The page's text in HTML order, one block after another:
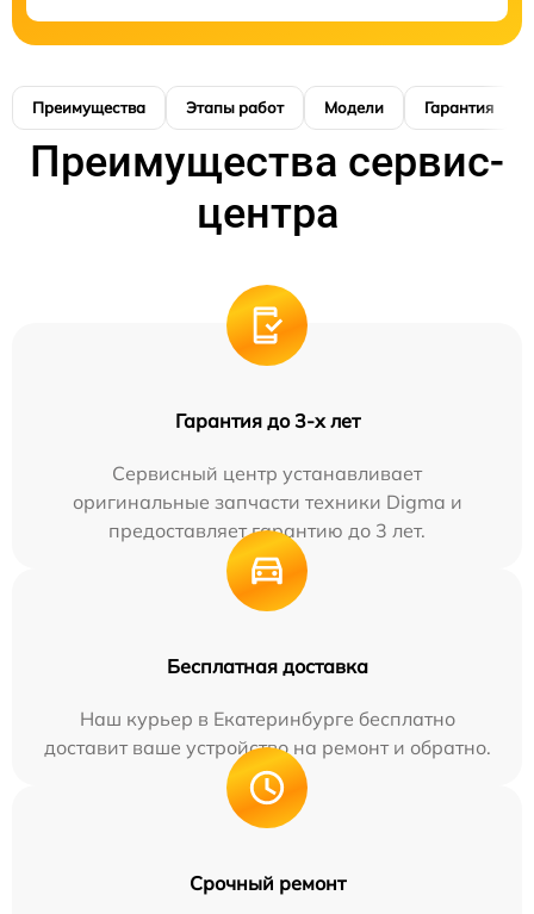
Преимущества Этапы работ Модели Гарантия
Преимущества сервис-
центра
Гарантия до 3-х лет
Сервисный центр устанавливает
оригинальные запчасти техники Digma и
предоставляет гарантию до 3 лет.
Бесплатная доставка
Наш курьер в Екатеринбурге бесплатно
доставит ваше устройство на ремонт и обратно.
Срочный ремонт